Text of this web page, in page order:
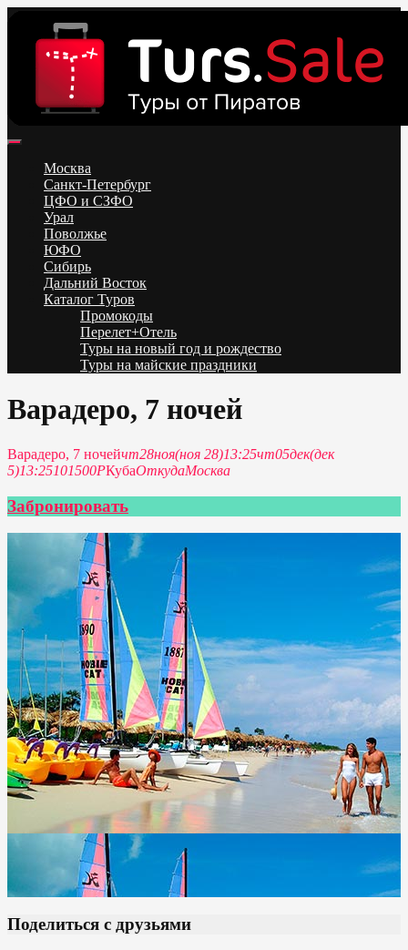
content
Низкие цены на путевки 3-7-10 ночей все включено, отдых на
море. Распродажа экскурсионных и горнолыжных туров.
Обновление каждый день. Официальный сайт Тур Сейл
Москва
Санкт-Петербург
ЦФО и СЗФО
Урал
Поволжье
ЮФО
Сибирь
Дальний Восток
Каталог Туров
Промокоды
Перелет+Отель
Туры на новый год и рождество
Туры на майские праздники
Варадеро, 7 ночей
Варадеро, 7 ночейчт28ноя(ноя 28)13:25чт05дек(дек
5)13:25101500РКубаОткудаМосква
Забронировать
Поделиться с друзьями